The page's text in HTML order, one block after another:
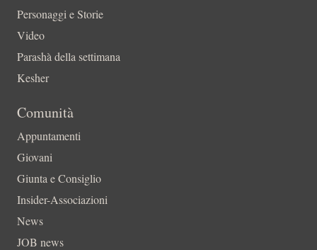
Personaggi e Storie
Video
Parashà della settimana
Kesher
Comunità
Appuntamenti
Giovani
Giunta e Consiglio
Insider-Associazioni
News
JOB news